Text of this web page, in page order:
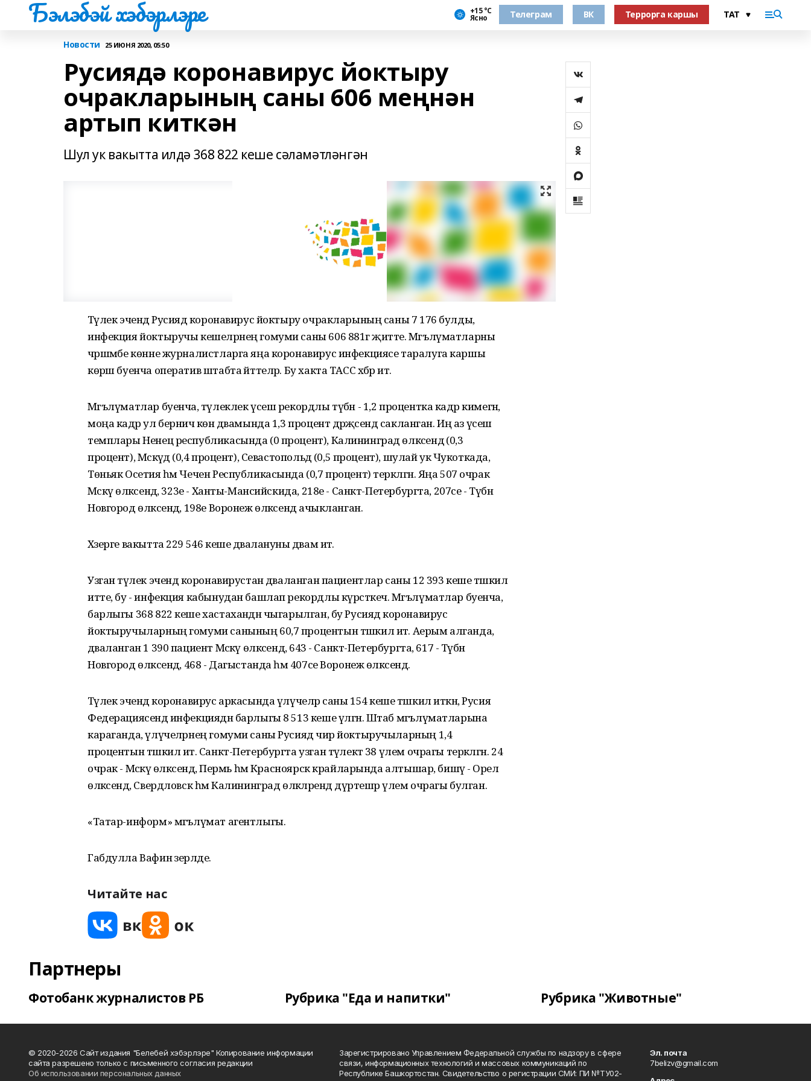
Бэлэбэй хэбэрлэре +15 °С
Ясно Телеграм ВК Террорга каршы
Новости 25 ИЮНЯ 2020, 05:50
Русиядә коронавирус йоктыру
очракларының саны 606 меңнән
артып киткән
Шул ук вакытта илдә 368 822 кеше сәламәтләнгән
Тәүлек эчендә Русиядә коронавирус йоктыру очракларының саны 7 176 булды,
инфекция йоктыручы кешеләрнең гомуми саны 606 881гә җитте. Мәгълүматларны
чәршәмбе көнне журналистларга яңа коронавирус инфекциясе таралуга каршы
көрәш буенча оператив штабта әйттеләр. Бу хакта ТАСС хәбәр итә.
Мәгълүматлар буенча, тәүлеклек үсеш рекордлы түбән - 1,2 процентка кадәр кимегән,
моңа кадәр ул берничә көн дәвамында 1,3 процент дәрәҗәсендә сакланган. Иң аз үсеш
темплары Ненец республикасында (0 процент), Калининград өлкәсендә (0,3
процент), Мәскәүдә (0,4 процент), Севастопольдә (0,5 процент), шулай ук Чукоткада,
Төньяк Осетия һәм Чечен Республикасында (0,7 процент) теркәлгән. Яңа 507 очрак
Мәскәү өлкәсендә, 323е - Ханты-Мансийскида, 218е - Санкт-Петербургта, 207се - Түбән
Новгород өлкәсендә, 198е Воронеж өлкәсендә ачыкланган.
Хәзерге вакытта 229 546 кеше дәвалануны дәвам итә.
Узган тәүлек эчендә коронавирустан дәваланган пациентлар саны 12 393 кеше тәшкил
итте, бу - инфекция кабынудан башлап рекордлы күрсәткеч. Мәгълүматлар буенча,
барлыгы 368 822 кеше хастаханәдән чыгарылган, бу Русиядә коронавирус
йоктыручыларның гомуми санының 60,7 процентын тәшкил итә. Аерым алганда,
дәваланган 1 390 пациент Мәскәү өлкәсендә, 643 - Санкт-Петербургта, 617 - Түбән
Новгород өлкәсендә, 468 - Дагыстанда һәм 407се Воронеж өлкәсендә.
Тәүлек эчендә коронавирус аркасында үлүчеләр саны 154 кеше тәшкил иткән, Русия
Федерациясендә инфекциядән барлыгы 8 513 кеше үлгән. Штаб мәгълүматларына
караганда, үлүчеләрнең гомуми саны Русиядә чир йоктыручыларның 1,4
процентын тәшкил итә. Санкт-Петербургта узган тәүлектә 38 үлем очрагы теркәлгән. 24
очрак - Мәскәү өлкәсендә, Пермь һәм Красноярск крайларында алтышар, бишәү - Орел
өлкәсендә, Свердловск һәм Калининград өлкәләрендә дүртешәр үлем очрагы булган.
«Татар-информ» мәгълүмат агентлыгы.
Габдулла Вафин әзерләде.
Читайте нас
Партнеры
Фотобанк журналистов РБ Рубрика "Еда и напитки" Рубрика "Животные"
© 2020-2026 Сайт издания "Белебей хэбэрлэре" Копирование информации
сайта разрешено только с письменного согласия редакции
Об использовании персональных данных
Зарегистрировано Управлением Федеральной службы по надзору в сфере
связи, информационных технологий и массовых коммуникаций по
Республике Башкортостан. Свидетельство о регистрации СМИ: ПИ №ТУ02-
Эл. почта
7belizv@gmail.com